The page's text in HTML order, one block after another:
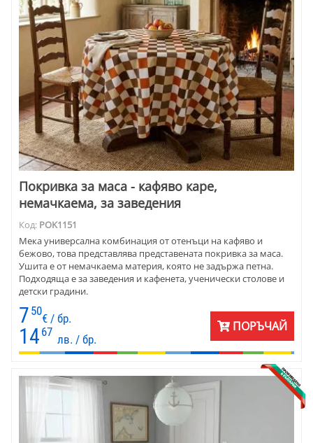
Покривка за маса - кафяво каре,
немачкаема, за заведения
Код: POK1151
Мека универсална комбинация от отенъци на кафяво и
бежово, това представлява представената покривка за маса.
Ушита е от немачкаема материя, която не задържа петна.
Подходяща е за заведения и кафенета, ученически столове и
детски градини.
7 50
€ / бр.
14 67
лв. / бр.
ПОРЪЧАЙ